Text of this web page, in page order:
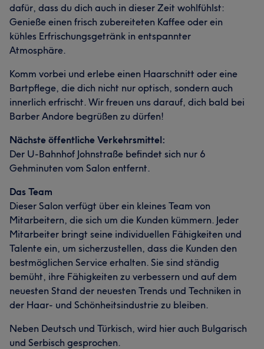
dafür, dass du dich auch in dieser Zeit wohlfühlst:
Genieße einen frisch zubereiteten Kaffee oder ein
kühles Erfrischungsgetränk in entspannter
Atmosphäre.
Komm vorbei und erlebe einen Haarschnitt oder eine
Bartpflege, die dich nicht nur optisch, sondern auch
innerlich erfrischt. Wir freuen uns darauf, dich bald bei
Barber Andore begrüßen zu dürfen!
Nächste öffentliche Verkehrsmittel:
Der U-Bahnhof Johnstraße befindet sich nur 6
Gehminuten vom Salon entfernt.
Das Team
Dieser Salon verfügt über ein kleines Team von
Mitarbeitern, die sich um die Kunden kümmern. Jeder
Mitarbeiter bringt seine individuellen Fähigkeiten und
Talente ein, um sicherzustellen, dass die Kunden den
bestmöglichen Service erhalten. Sie sind ständig
bemüht, ihre Fähigkeiten zu verbessern und auf dem
neuesten Stand der neuesten Trends und Techniken in
der Haar- und Schönheitsindustrie zu bleiben.
Neben Deutsch und Türkisch, wird hier auch Bulgarisch
und Serbisch gesprochen.